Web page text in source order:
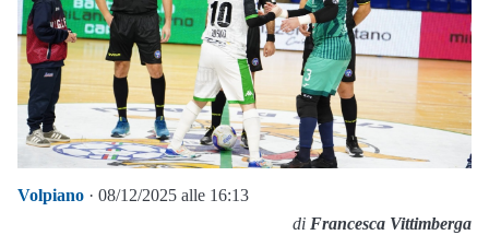
Volpiano · 08/12/2025 alle 16:13
di Francesca Vittimberga